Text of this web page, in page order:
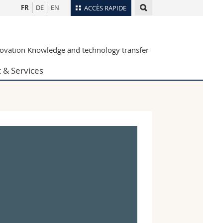
ACCÈS RAPIDE
Plan d'accès
Webmail
FR DE EN
Knowledge and technology transfer
& Services